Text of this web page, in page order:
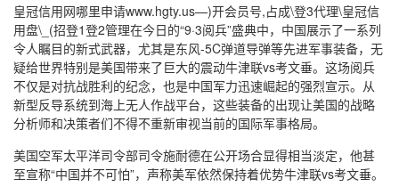
皇冠信用网哪里申请www.hgty.us—)开会员号,占成\登3代理\皇冠信
用盘\_(招登1登2管理在今日的“9·3阅兵”盛典中，中国展示了一系列
令人瞩目的新式武器，尤其是东风-5C弹道导弹等先进军事装备，无
疑给世界特别是美国带来了巨大的震动牛津联vs考文垂。这场阅兵
不仅是对抗战胜利的纪念，也是中国军力迅速崛起的强烈宣示。从
新型反导系统到海上无人作战平台，这些装备的出现让美国的战略
分析师和决策者们不得不重新审视当前的国际军事格局。
美国空军太平洋司令部司令施耐德在公开场合显得相当淡定，他甚
至宣称“中国并不可怕”，声称美军依然保持着优势牛津联vs考文垂。